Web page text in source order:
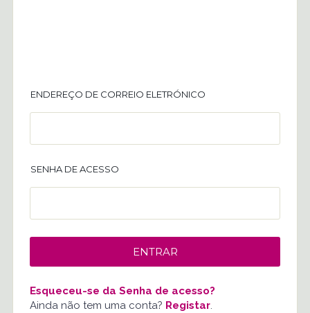
ENDEREÇO DE CORREIO ELETRÓNICO
SENHA DE ACESSO
Esqueceu-se da Senha de acesso?
Ainda não tem uma conta? Registar.